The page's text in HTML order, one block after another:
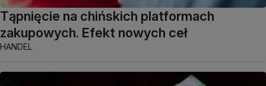
Tąpnięcie na chińskich platformach
zakupowych. Efekt nowych ceł
HANDEL